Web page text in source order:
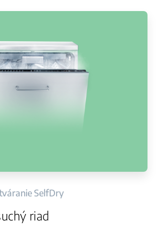
SelfDry
riad